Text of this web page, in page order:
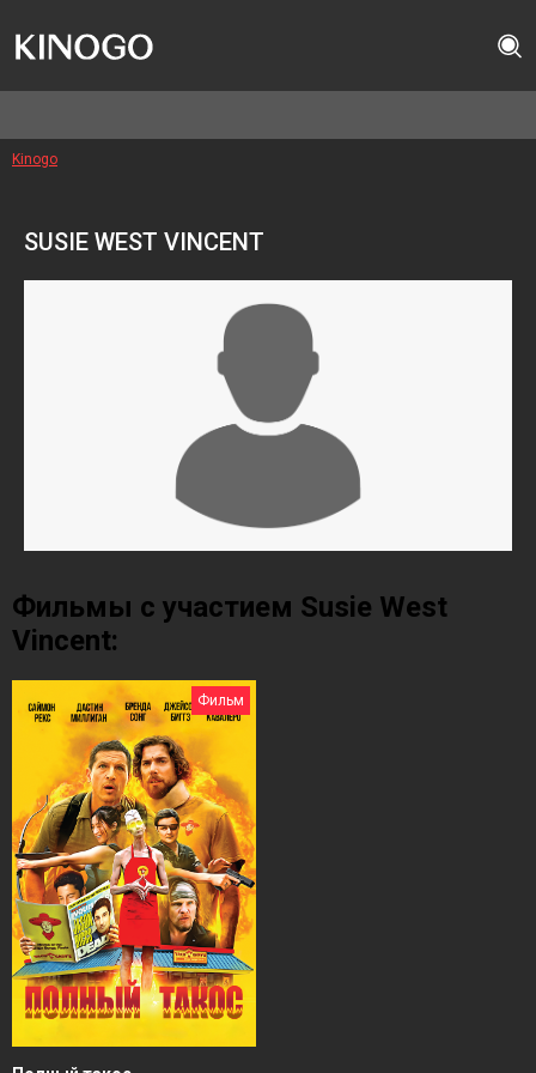
Kinogo
SUSIE WEST VINCENT
Фильмы с участием Susie West
Vincent:
Фильм